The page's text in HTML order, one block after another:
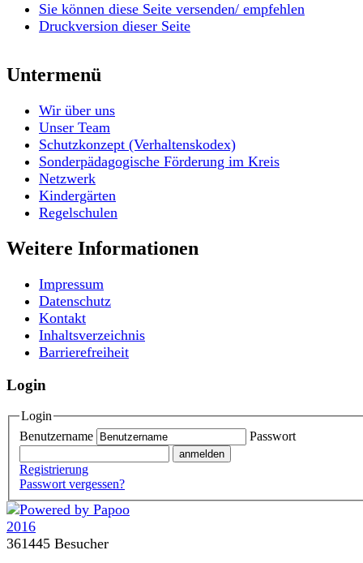
Sie können diese Seite versenden/ empfehlen
Druckversion dieser Seite
Untermenü
Wir über uns
Unser Team
Schutzkonzept (Verhaltenskodex)
Sonderpädagogische Förderung im Kreis
Netzwerk
Kindergärten
Regelschulen
Weitere Informationen
Impressum
Datenschutz
Kontakt
Inhaltsverzeichnis
Barrierefreiheit
Login
Login
Benutzername
Passwort
Registrierung
Passwort vergessen?
361445 Besucher